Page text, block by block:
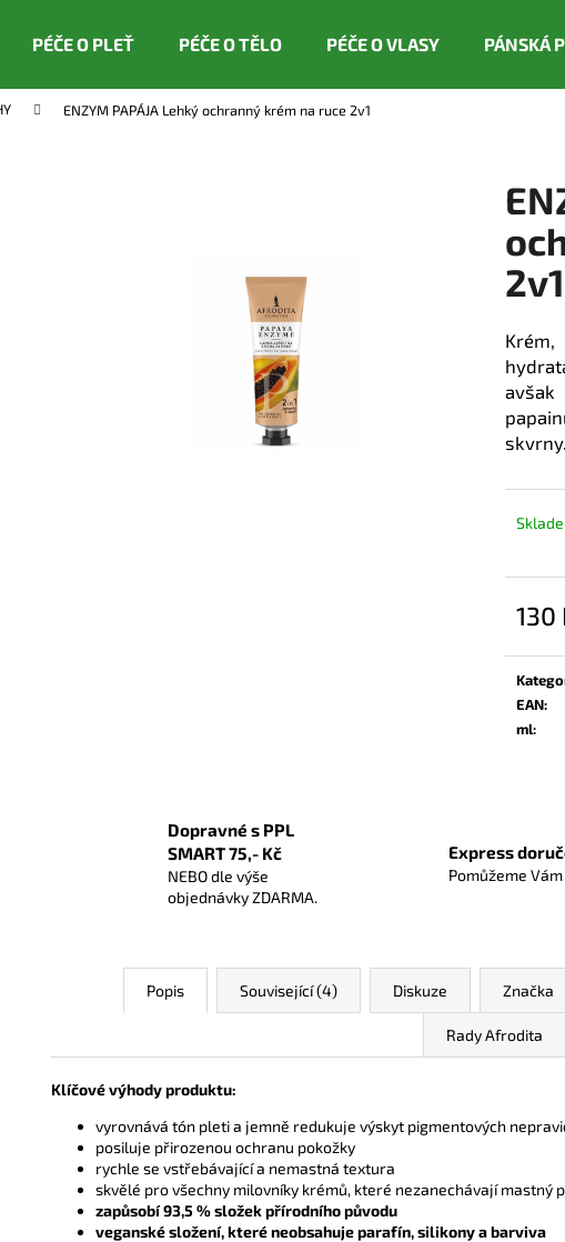
PÉČE O PLEŤ PÉČE O TĚLO PÉČE O VLASY PÁNSKÁ
ENZYM PAPÁJA Lehký ochranný krém na ruce 2v1
2v1
skvrny.
130
cena:
EAN:
ml:
Dopravné s PPL
SMART 75,- Kč
NEBO dle výše
objednávky ZDARMA.
Express
Pomůžeme
Popis Související (4) Diskuze Značka
Rady Afrodita
Klíčové výhody produktu:
vyrovnává tón pleti a jemně redukuje výskyt pigmentových
posiluje přirozenou ochranu pokožky
rychle se vstřebávající a nemastná textura
skvělé pro všechny milovníky krémů, které nezanechávají mastný
zapůsobí 93,5 % složek přírodního původu
veganské složení, které neobsahuje parafín, silikony a barviva
Co potřebujete najít?
Doporučujeme